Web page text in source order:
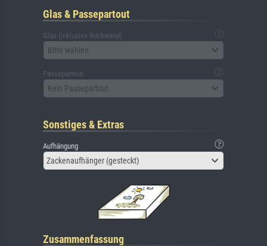
Glas & Passepartout
Glas (inklusive Rückwand)
Bitte wählen
Passepartout
Kein Passepartout
Sonstiges & Extras
Aufhängung
Zackenaufhänger (gesteckt)
Zusammenfassung